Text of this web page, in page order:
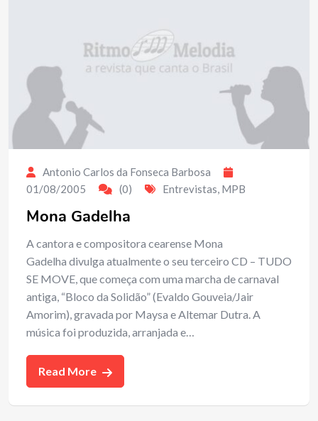
Antonio Carlos da Fonseca Barbosa
01/08/2005
(0) Entrevistas, MPB
Mona Gadelha
A cantora e compositora cearense Mona
Gadelha divulga atualmente o seu terceiro CD – TUDO
SE MOVE, que começa com uma marcha de carnaval
antiga, “Bloco da Solidão” (Evaldo Gouveia/Jair
Amorim), gravada por Maysa e Altemar Dutra. A
música foi produzida, arranjada e…
Read More